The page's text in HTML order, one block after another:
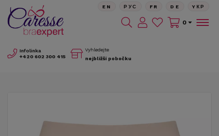
Infolinka
+420 602 300 415
Vyhledejte
nejbližší pobočku
EN РУС FR DE YКР
0